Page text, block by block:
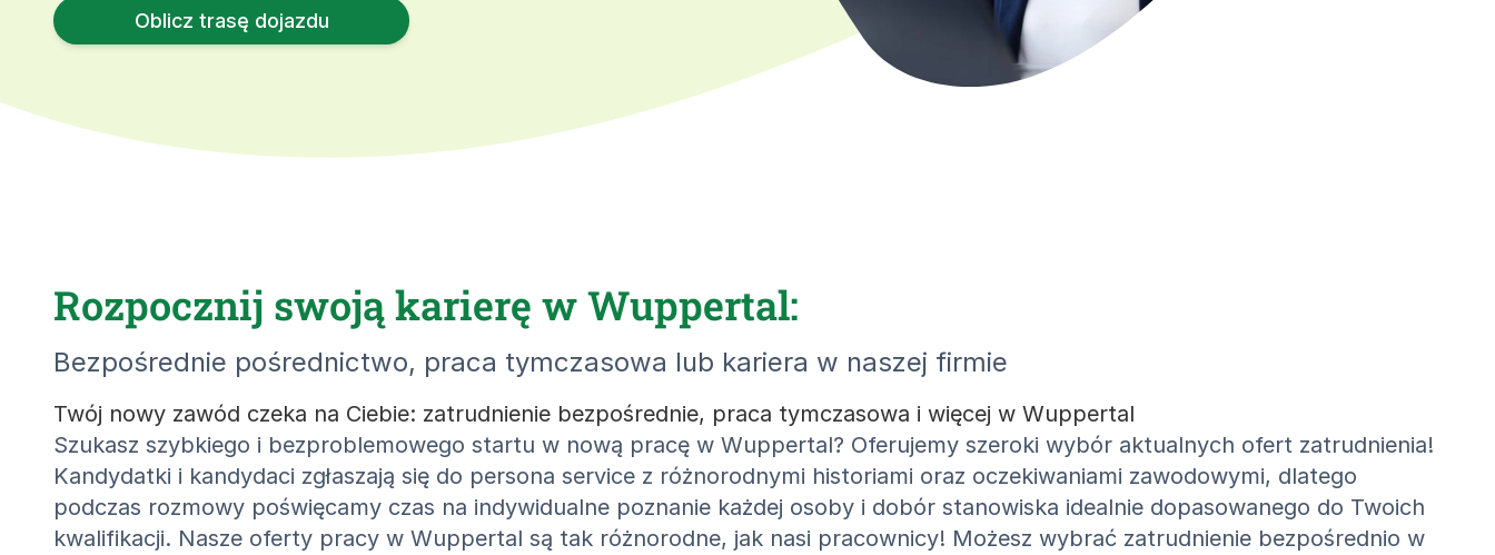
Oblicz trasę dojazdu
Rozpocznij swoją karierę w Wuppertal:
Bezpośrednie pośrednictwo, praca tymczasowa lub kariera w naszej firmie
Twój nowy zawód czeka na Ciebie: zatrudnienie bezpośrednie, praca tymczasowa i więcej w Wuppertal
Szukasz szybkiego i bezproblemowego startu w nową pracę w Wuppertal? Oferujemy szeroki wybór aktualnych ofert zatrudnienia!
Kandydatki i kandydaci zgłaszają się do persona service z różnorodnymi historiami oraz oczekiwaniami zawodowymi, dlatego
podczas rozmowy poświęcamy czas na indywidualne poznanie każdej osoby i dobór stanowiska idealnie dopasowanego do Twoich
kwalifikacji. Nasze oferty pracy w Wuppertal są tak różnorodne, jak nasi pracownicy! Możesz wybrać zatrudnienie bezpośrednio w